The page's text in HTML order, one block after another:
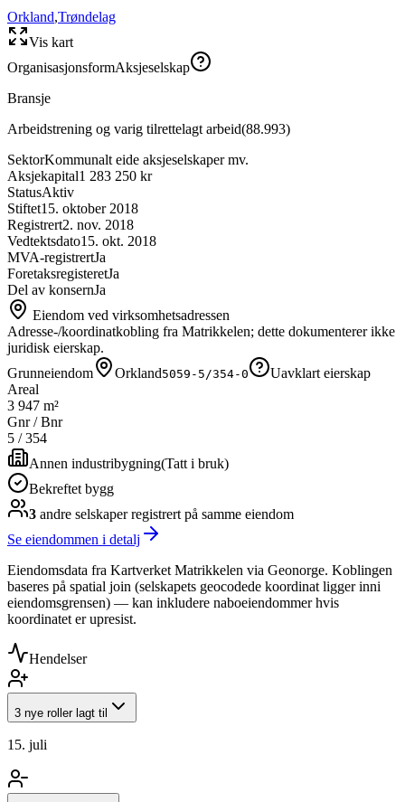
Orkland,Trøndelag
Vis kart
OrganisasjonsformAksjeselskap
Bransje
Arbeidstrening og varig tilrettelagt arbeid(88.993)
SektorKommunalt eide aksjeselskaper mv.
Aksjekapital1 283 250 kr
StatusAktiv
Stiftet15. oktober 2018
Registrert2. nov. 2018
Vedtektsdato15. okt. 2018
MVA-registrertJa
ForetaksregisteretJa
Del av konsernJa
Eiendom ved virksomhetsadressen
Adresse-/koordinatkobling fra Matrikkelen; dette dokumenterer ikke
juridisk eierskap.
Grunneiendom
Orkland5059-5/354-0
Uavklart eierskap
Areal
3 947 m²
Gnr / Bnr
5 /354
Annen industribygning(Tatt i bruk)
Bekreftet bygg
3 andre selskaperregistrert på samme eiendom
Se eiendommen i detalj
Eiendomsdata fra Kartverket Matrikkelen via Geonorge. Koblingen
baseres på spatial join (selskapets geocodede koordinat ligger inni
eiendomsgrensen) — kan inkludere naboeiendommer hvis
koordinatet er upresist.
Hendelser
3 nye roller lagt til
15. juli